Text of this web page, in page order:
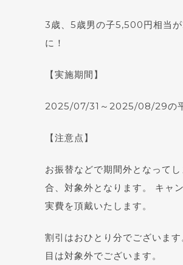
3歳、5歳男の子5,500円相当
に！
【実施期間】
2025/07/31～2025/08/29の
【注意点】
お振替などで期間外となって
合、対象外となります。 キャ
実費を頂戴いたします。
割引はおひとり分でございます
目は対象外でございます。